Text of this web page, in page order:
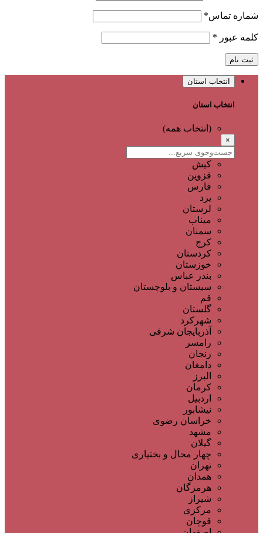
شماره تماس*
کلمه عبور *
ثبت نام
انتخاب استان
انتخاب استان
(انتخاب همه)
×
کیش
قزوین
فارس
یزد
لرستان
میناب
سمنان
کرج
کردستان
خوزستان
بندر عباس
سیستان و بلوچستان
قم
گلستان
شهرکرد
آذربایجان شرقی
رامسر
زنجان
دامغان
البرز
کرمان
اردبیل
نیشابور
خراسان رضوی
مشهد
گیلان
چهار محال و بختیاری
تهران
همدان
هرمزگان
شیراز
مرکزی
قوچان